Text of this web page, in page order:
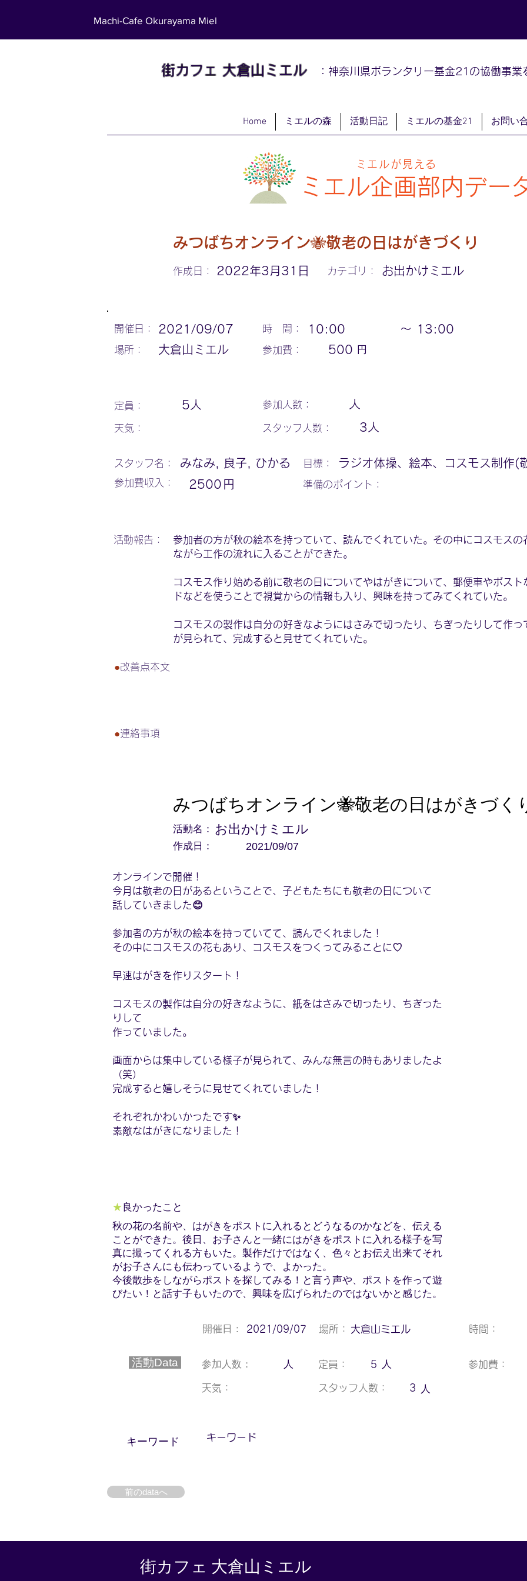
Machi-Cafe Okurayama Miel
街カフェ 大倉山 ミエル：神奈川県ボランタリー基金21の協働事業
Home ミエルの森 活動日記 ミエルの基金21 お問い
ミエルが見える
ミエル企画部内デー
カテゴリ： お出かけミエル
作成日： 2022年3月31日
みつばちオンライン🐝敬老の日はがきづくり
開催日： 2021/09/07 時 間： 10:00 〜 13:00
場所： 大倉山ミエル 参加費： 500 円
定員：
天気：
5 人 参加人数： 人
スタッフ人数： 3 人
スタッフ名： みなみ, 良子, ひかる ラジオ体操、絵本、コスモス制作(
​目標：
参加費収入：
2500 円 ​準備のポイント：
活動報告：
参加者の方が秋の絵本を持っていて、読んでくれていた。その中にコスモス
ながら工作の流れに入ることができた。
コスモス作り始める前に敬老の日についてやはがきについて、郵便車やポス
ドなどを使うことで視覚からの情報も入り、興味を持ってみてくれていた。
コスモスの製作は自分の好きなようにはさみで切ったり、ちぎったりして作
が見られて、完成すると見せてくれていた。
●改善点本文
●連絡事項
みつばちオンライン🐝敬老の日はがきづく
活動名： お出かけミエル
作成日： 2021/09/07
オンラインで開催！
今月は敬老の日があるということで、子どもたちにも敬老の日について
話していきました😊
参加者の方が秋の絵本を持っていてて、読んでくれました！
その中にコスモスの花もあり、コスモスをつくってみることに♡
早速はがきを作りスタート！
コスモスの製作は自分の好きなように、紙をはさみで切ったり、ちぎった
りして
作っていました。
画面からは集中している様子が見られて、みんな無言の時もありましたよ
（笑）
完成すると嬉しそうに見せてくれていました！
それぞれかわいかったです✨
素敵なはがきになりました！
★良かったこと
秋の花の名前や、はがきをポストに入れるとどうなるのかなどを、伝える
ことができた。後日、お子さんと一緒にはがきをポストに入れる様子を写
真に撮ってくれる方もいた。製作だけではなく、色々とお伝え出来てそれ
がお子さんにも伝わっているようで、よかった。
今後散歩をしながらポストを探してみる！と言う声や、ポストを作って遊
びたい！と話す子もいたので、興味を広げられたのではないかと感じた。
開催日： 2021/09/07
活動Data 参加人数： 人
天気：
場所： 大倉山ミエル
定員： 5 人
スタッフ人数： 3 人
時間：
参加費：
​キーワード キーワード
前のdataへ
街カフェ 大倉山ミエル